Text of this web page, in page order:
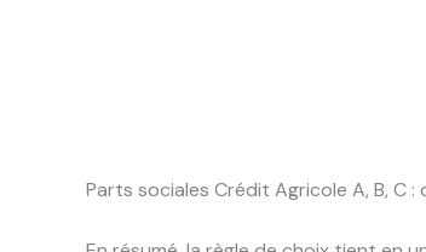
Parts sociales Crédit Agricole A, B, C